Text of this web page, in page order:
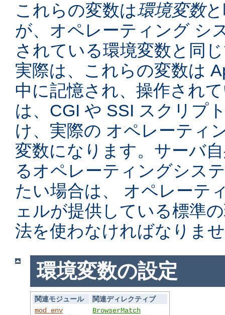
これらの変数は環境変数
が、オペレーティング シ
されている環境変数と同
実際は、これらの変数は
中に記憶され、操作され
は、CGI や SSI スクリプ
け、実際の オペレーティ
変数になります。サーバ
るオペレーティングシス
たい場合は、 オペレーテ
ェルが提供している標準
法を使わなければなりま
環境変数の設定
関連モジュール
関連ディレクティブ
mod_env
BrowserMatch